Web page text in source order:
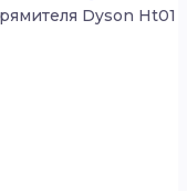
Dyson Ht01